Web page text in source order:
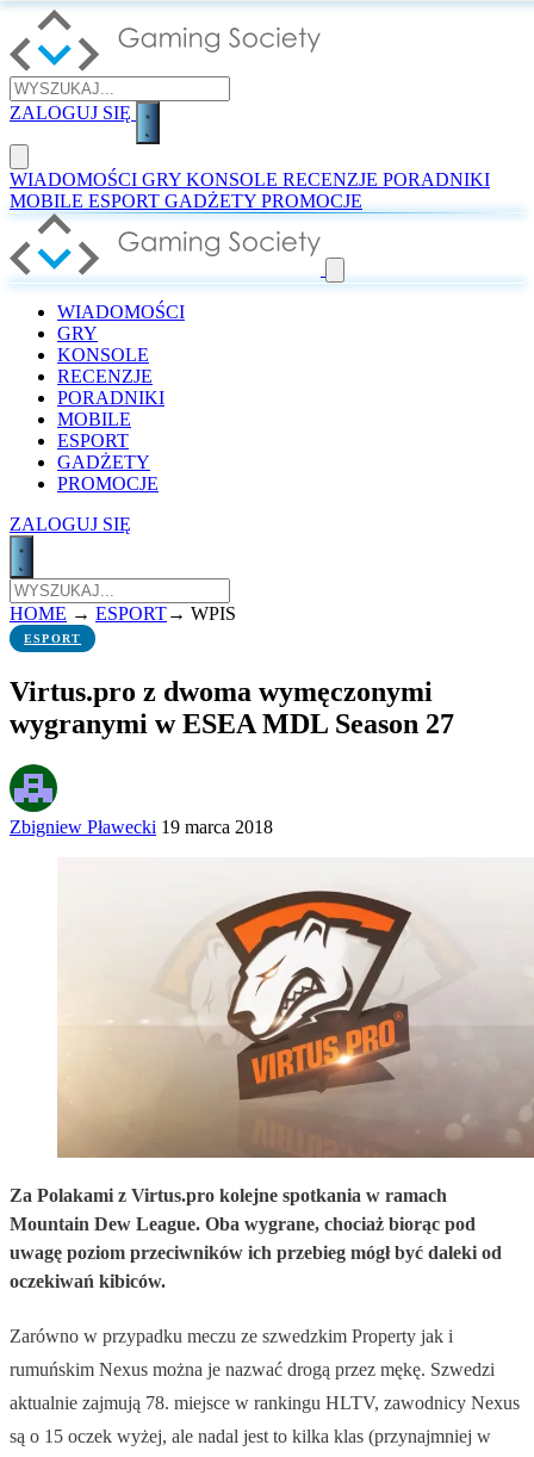
ZALOGUJ SIĘ
WIADOMOŚCI GRY KONSOLE RECENZJE PORADNIKI
MOBILE ESPORT GADŻETY PROMOCJE
WIADOMOŚCI
GRY
KONSOLE
RECENZJE
PORADNIKI
MOBILE
ESPORT
GADŻETY
PROMOCJE
ZALOGUJ SIĘ
HOME → ESPORT→ WPIS
ESPORT
Virtus.pro z dwoma wymęczonymi
wygranymi w ESEA MDL Season 27
Zbigniew Pławecki 19 marca 2018
Za Polakami z Virtus.pro kolejne spotkania w ramach
Mountain Dew League. Oba wygrane, chociaż biorąc pod
uwagę poziom przeciwników ich przebieg mógł być daleki od
oczekiwań kibiców.
Zarówno w przypadku meczu ze szwedzkim Property jak i
rumuńskim Nexus można je nazwać drogą przez mękę. Szwedzi
aktualnie zajmują 78. miejsce w rankingu HLTV, zawodnicy Nexus
są o 15 oczek wyżej, ale nadal jest to kilka klas (przynajmniej w